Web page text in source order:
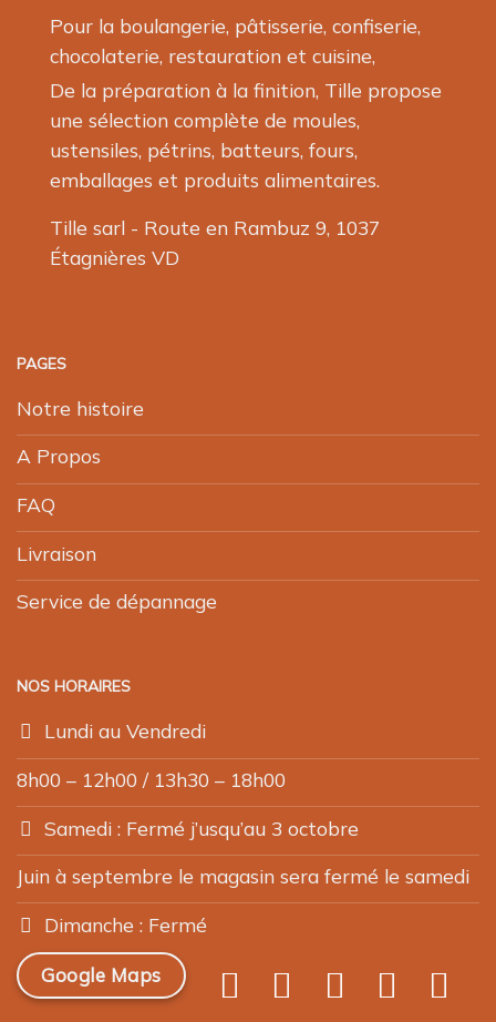
page
du
produit
page
du
produit
Pour la boulangerie, pâtisserie, confiserie,
chocolaterie, restauration et cuisine,
De la préparation à la finition, Tille propose
une sélection complète de moules,
ustensiles, pétrins, batteurs, fours,
emballages et produits alimentaires.
Tille sarl - Route en Rambuz 9, 1037
Étagnières VD
PAGES
Notre histoire
A Propos
FAQ
Livraison
Service de dépannage
NOS HORAIRES
Lundi au Vendredi
8h00 – 12h00 / 13h30 – 18h00
Samedi : Fermé j’usqu’au 3 octobre
Juin à septembre le magasin sera fermé le samedi
Dimanche : Fermé
Google Maps